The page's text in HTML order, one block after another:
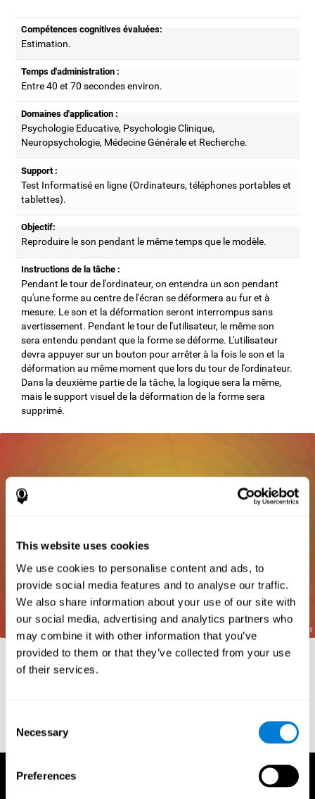
This website uses cookies
We use cookies to personalise content and ads, to
provide social media features and to analyse our traffic.
We also share information about your use of our site with
our social media, advertising and analytics partners who
may combine it with other information that you’ve
provided to them or that they’ve collected from your use
of their services.
Selection
Necessary
Preferences
Compétences cognitives évaluées:
Estimation.
Temps d'administration :
Entre 40 et 70 secondes environ.
Domaines d'application :
Psychologie Educative, Psychologie Clinique,
Neuropsychologie, Médecine Générale et Recherche.
Support :
Test Informatisé en ligne (Ordinateurs, téléphones portables et
tablettes).
Objectif:
Reproduire le son pendant le même temps que le modèle.
Instructions de la tâche :
Pendant le tour de l'ordinateur, on entendra un son pendant
qu'une forme au centre de l'écran se déformera au fur et à
mesure. Le son et la déformation seront interrompus sans
avertissement. Pendant le tour de l'utilisateur, le même son
sera entendu pendant que la forme se déforme. L'utilisateur
devra appuyer sur un bouton pour arrêter à la fois le son et la
déformation au même moment que lors du tour de l'ordinateur.
Dans la deuxième partie de la tâche, la logique sera la même,
mais le support visuel de la déformation de la forme sera
supprimé.
Références